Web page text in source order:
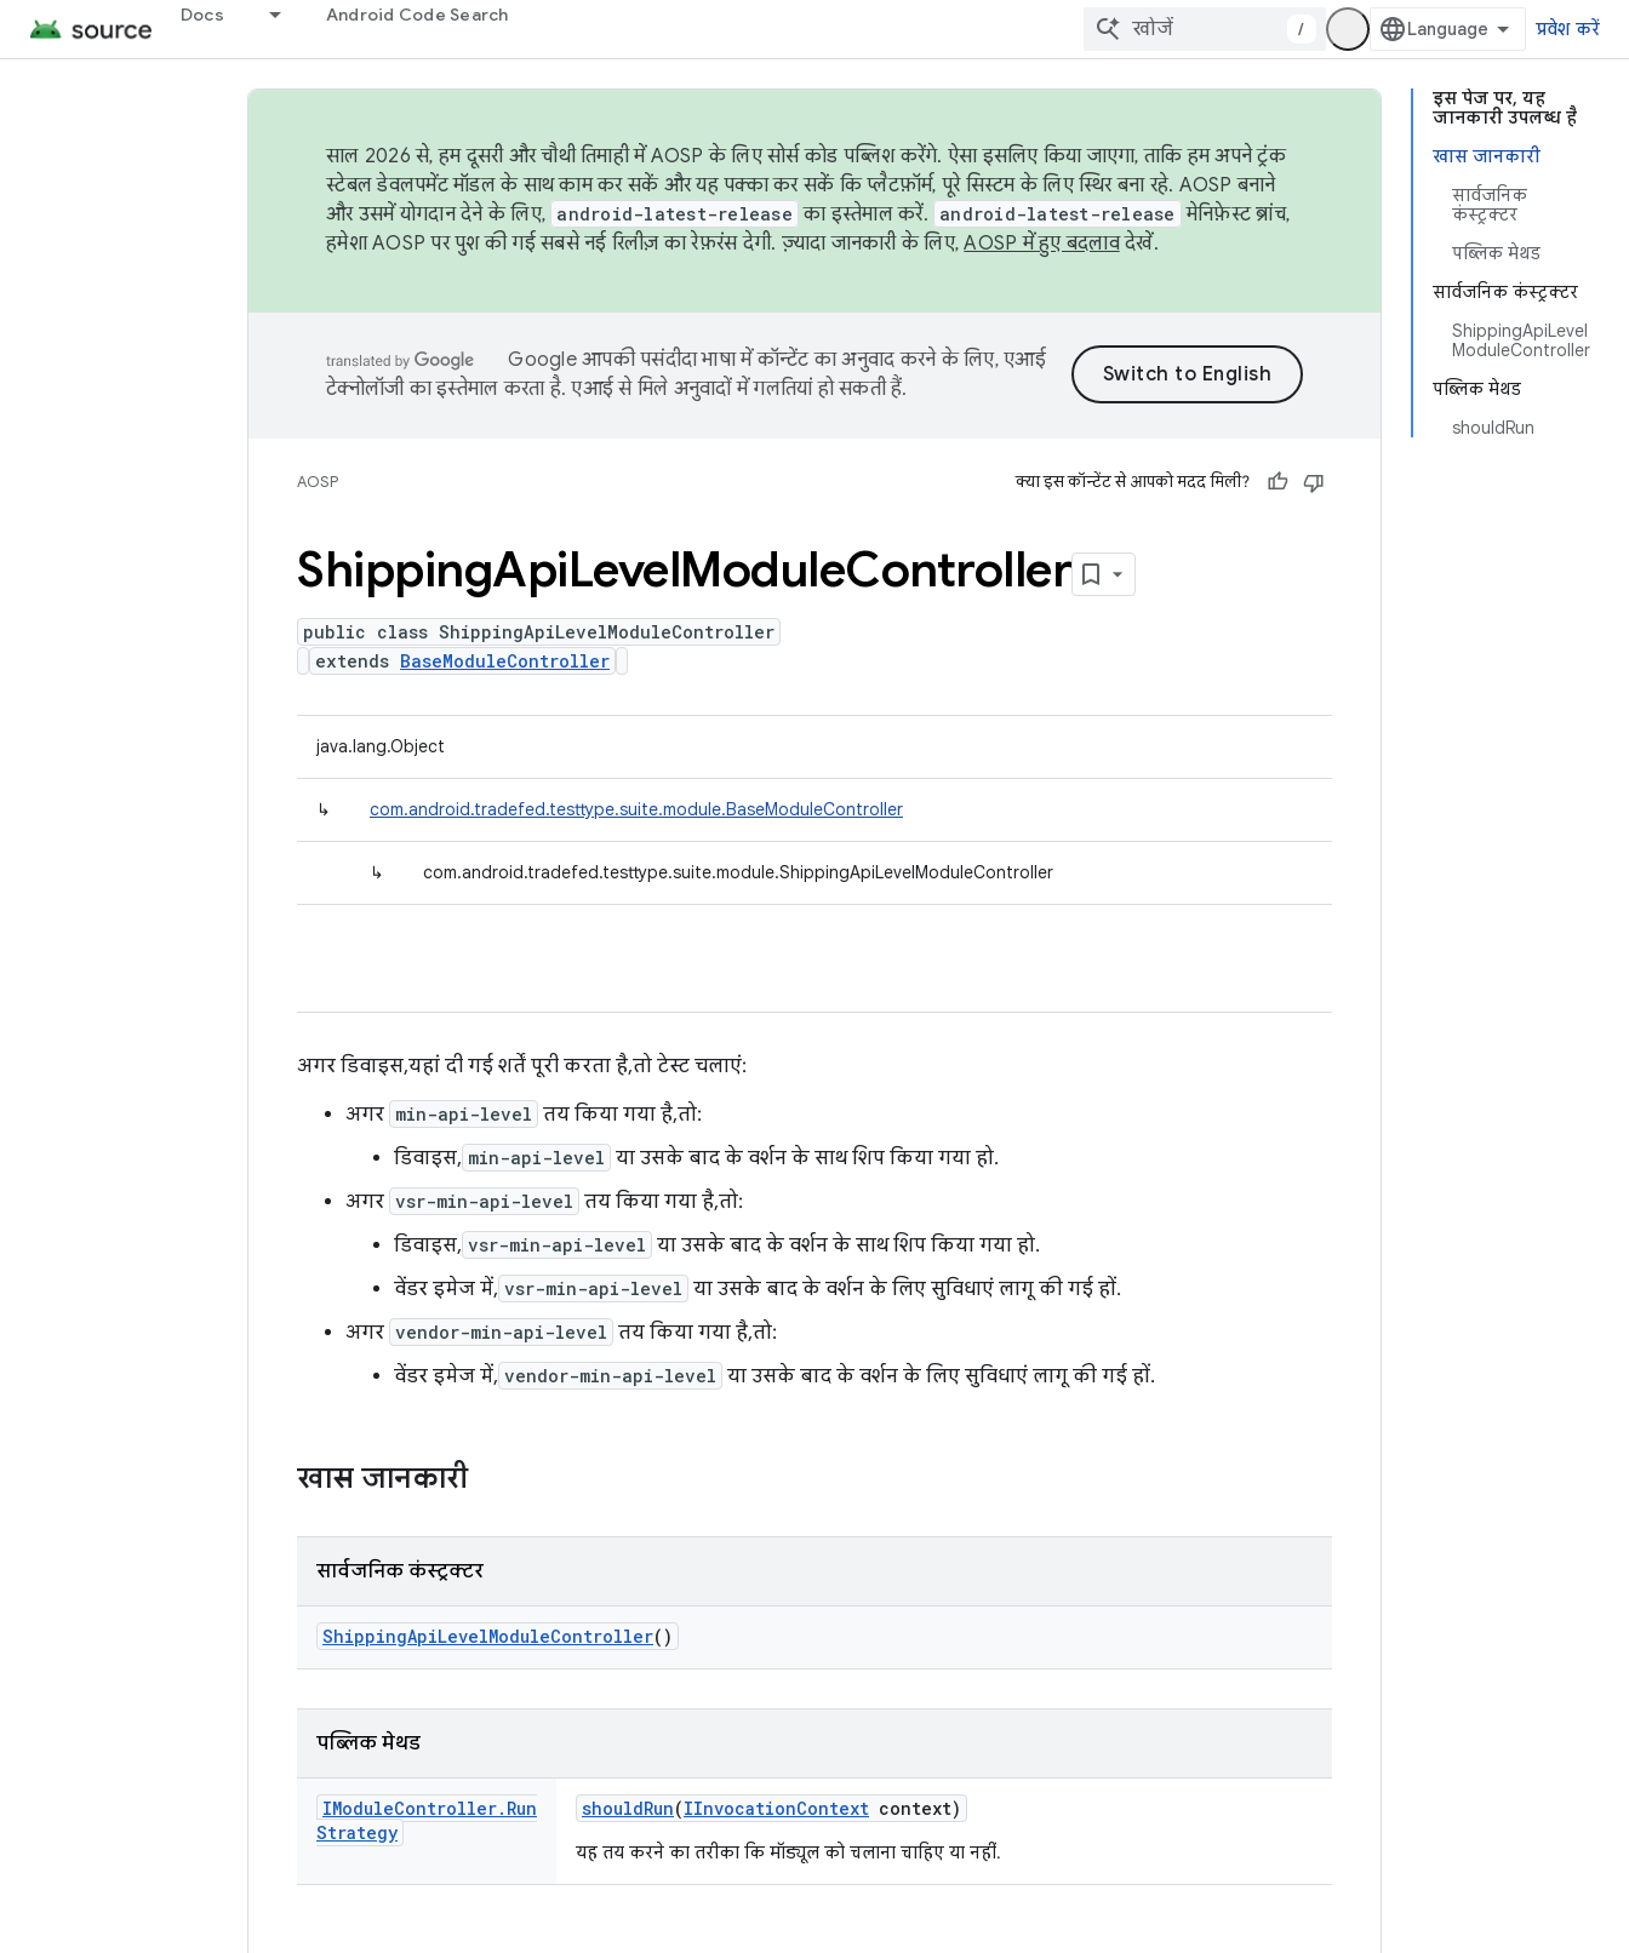
Docs Android Code Search
/ प्रवेश करें
इस पेज पर, यह
जानकारी उपलब्ध है
खास जानकारी
सार्वजनिक
कंस्ट्रक्टर
पब्लिक मेथड
सार्वजनिक कंस्ट्रक्टर
ShippingApiLevel
ModuleController
पब्लिक मेथड
shouldRun
साल 2026 से, हम दूसरी और चौथी तिमाही में AOSP के लिए सोर्स कोड पब्लिश करेंगे. ऐसा इसलिए किया जाएगा, ताकि हम अपने ट्रंक
स्टेबल डेवलपमेंट मॉडल के साथ काम कर सकें और यह पक्का कर सकें कि प्लैटफ़ॉर्म, पूरे सिस्टम के लिए स्थिर बना रहे. AOSP बनाने
और उसमें योगदान देने के लिए, android-latest-release का इस्तेमाल करें. android-latest-release मेनिफ़ेस्ट ब्रांच,
हमेशा AOSP पर पुश की गई सबसे नई रिलीज़ का रेफ़रंस देगी. ज़्यादा जानकारी के लिए,AOSP में हुए बदलावदेखें.
Google आपकी पसंदीदा भाषा में कॉन्टेंट का अनुवाद करने के लिए, एआई
टेक्नोलॉजी का इस्तेमाल करता है. एआई से मिले अनुवादों में गलतियां हो सकती हैं.
AOSP क्या इस कॉन्टेंट से आपको मदद मिली?
ShippingApiLevelModuleController
public class ShippingApiLevelModuleController
extends BaseModuleController
java.lang.Object
↳ com.android.tradefed.testtype.suite.module.BaseModuleController
↳ com.android.tradefed.testtype.suite.module.ShippingApiLevelModuleController
अगर डिवाइस, यहां दी गई शर्तें पूरी करता है, तो टेस्ट चलाएं:
अगर min-api-level तय किया गया है, तो:
डिवाइस, min-api-level या उसके बाद के वर्शन के साथ शिप किया गया हो.
अगर vsr-min-api-level तय किया गया है, तो:
डिवाइस, vsr-min-api-level या उसके बाद के वर्शन के साथ शिप किया गया हो.
वेंडर इमेज में, vsr-min-api-level या उसके बाद के वर्शन के लिए सुविधाएं लागू की गई हों.
अगर vendor-min-api-level तय किया गया है, तो:
वेंडर इमेज में, vendor-min-api-level या उसके बाद के वर्शन के लिए सुविधाएं लागू की गई हों.
खास जानकारी
सार्वजनिक कंस्ट्रक्टर
ShippingApiLevelModuleController()
पब्लिक मेथड
IModuleController. Run
Strategy
shouldRun(IInvocationContext context)
यह तय करने का तरीका कि मॉड्यूल को चलाना चाहिए या नहीं.